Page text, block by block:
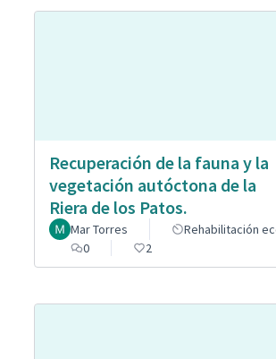
Recuperación de la fauna y la
vegetación autóctona de la
Riera de los Patos.
Mar Torres
Rehabilitación
0
2